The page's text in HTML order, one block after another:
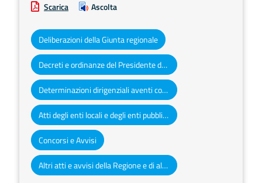
Scarica
Ascolta
Deliberazioni della Giunta regionale
Decreti e ordinanze del Presidente della Giunta regionale
Determinazioni dirigenziali aventi contenuto di interesse generale
Atti degli enti locali e degli enti pubblici e privati
Concorsi e Avvisi
Altri atti e avvisi della Regione e di altri enti pubblici che interessano la collettività regionale